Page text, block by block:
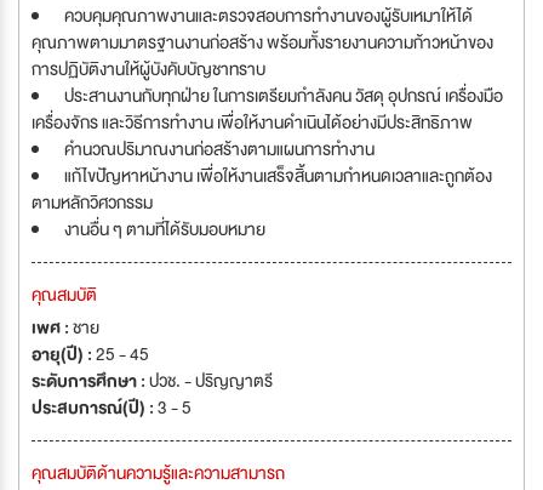
ควบคุมคุณภาพงานและตรวจสอบการทำงานของผู้รับเหมาให้ได้
คุณภาพตามมาตรฐานงานก่อสร้าง พร้อมทั้งรายงานความก้าวหน้าของ
การปฏิบัติงานให้ผู้บังคับบัญชาทราบ
ประสานงานกับทุกฝ่าย ในการเตรียมกำลังคน วัสดุ อุปกรณ์ เครื่องมือ
เครื่องจักร และวิธีการทำงาน เพื่อให้งานดำเนินได้อย่างมีประสิทธิภาพ
คำนวณปริมาณงานก่อสร้างตามแผนการทำงาน
แก้ไขปัญหาหน้างาน เพื่อให้งานเสร็จสิ้นตามกำหนดเวลาและถูกต้อง
ตามหลักวิศวกรรม
งานอื่น ๆ ตามที่ได้รับมอบหมาย
คุณสมบัติ
เพศ :ชาย
อายุ(ปี) :25 - 45
ระดับการศึกษา :ปวช. - ปริญญาตรี
ประสบการณ์(ปี) :3 - 5
คุณสมบัติด้านความรู้และความสามารถ